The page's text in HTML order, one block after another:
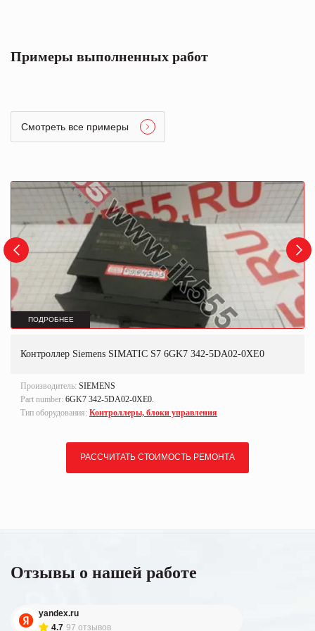
Примеры выполненных работ
Смотреть все примеры
ПОДРОБНЕЕ
Контроллер Siemens SIMATIC S7 6GK7 342-5DA02-0XE0
Производитель: SIEMENS
Part number: 6GK7 342-5DA02-0XE0.
Тип оборудования: Контроллеры, блоки управления
РАССЧИТАТЬ СТОИМОСТЬ РЕМОНТА
Отзывы о нашей работе
yandex.ru
4.7 97 отзывов